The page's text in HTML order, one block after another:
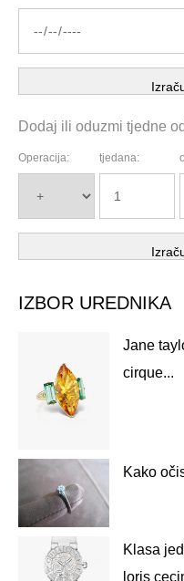
Dodaj ili oduzmi tjedne
Operacija: tjedana:
IZBOR UREDNIKA
Jane
cirque...
Kako
Klasa
loris